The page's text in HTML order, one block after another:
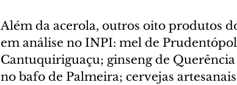
Além da acerola, outros oito produtos
em análise no INPI: mel de
Cantuquiriguaçu; ginseng de
no bafo de Palmeira; cervejas